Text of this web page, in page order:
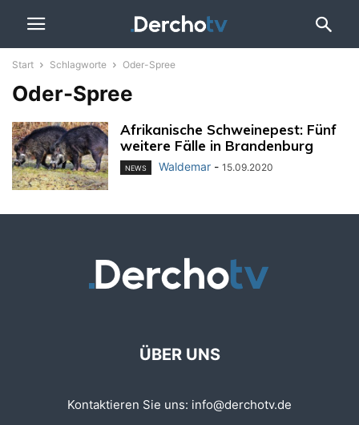
Start Schlagworte Oder-Spree
Oder-Spree
Afrikanische Schweinepest: Fünf
weitere Fälle in Brandenburg
NEWS Waldemar - 15.09.2020
ÜBER UNS
Kontaktieren Sie uns: info@derchotv.de